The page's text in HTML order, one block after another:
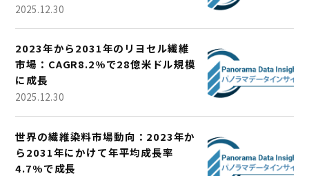
2025.12.30
2023年から2031年のリヨセル繊維
市場：CAGR8.2%で28億米ドル規模
に成長
2025.12.30
世界の繊維染料市場動向：2023年か
ら2031年にかけて年平均成長率
4.7%で成長